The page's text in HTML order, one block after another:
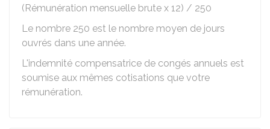
(Rémunération mensuelle brute x 12) / 250
Le nombre 250 est le nombre moyen de jours
ouvrés dans une année.
L'indemnité compensatrice de congés annuels est
soumise aux mêmes cotisations que votre
rémunération.